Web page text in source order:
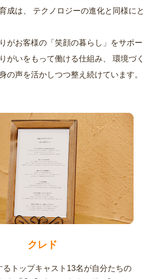
成は、
がお客様の「笑顔の暮らし」をサポー
がいをもって働ける仕組み、
の声を活かしつつ整え続けています。
クレド
るトップキャスト13名が自分たちの